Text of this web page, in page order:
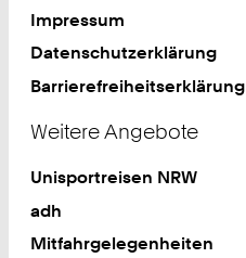
Impressum
Datenschutzerklärung
Barrierefreiheitserklärung
Weitere Angebote
Unisportreisen NRW
adh
Mitfahrgelegenheiten